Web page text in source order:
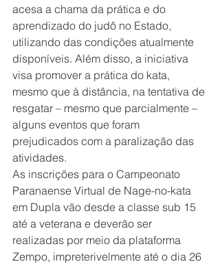
acesa a chama da prática e do
aprendizado do judô no Estado,
utilizando das condições atualmente
disponíveis. Além disso, a iniciativa
visa promover a prática do kata,
mesmo que à distância, na tentativa de
resgatar – mesmo que parcialmente –
alguns eventos que foram
prejudicados com a paralização das
atividades.
As inscrições para o Campeonato
Paranaense Virtual de Nage-no-kata
em Dupla vão desde a classe sub 15
até a veterana e deverão ser
realizadas por meio da plataforma
Zempo, impreterivelmente até o dia 26